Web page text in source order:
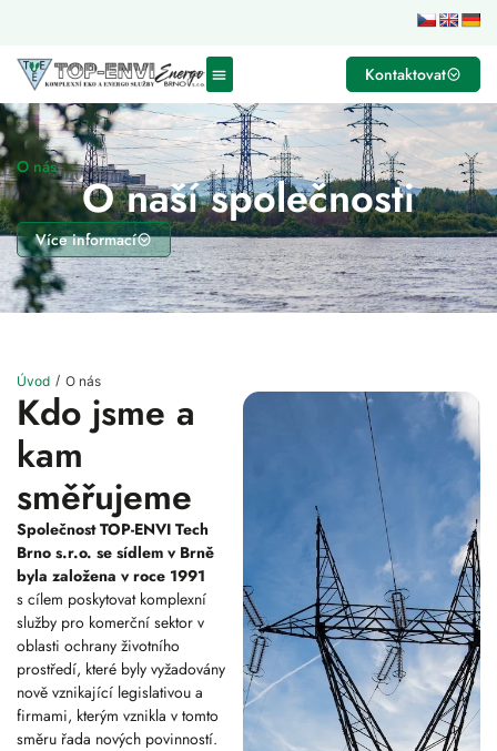
Kontaktovat
O nás
O naší společnosti
Více informací
Úvod / O nás
Kdo jsme a
kam
směřujeme
Společnost TOP-ENVI Tech
Brno s.r.o. se sídlem v Brně
byla založena v roce 1991
s cílem poskytovat komplexní
služby pro komerční sektor v
oblasti ochrany životního
prostředí, které byly vyžadovány
nově vznikající legislativou a
firmami, kterým vznikla v tomto
směru řada nových povinností.